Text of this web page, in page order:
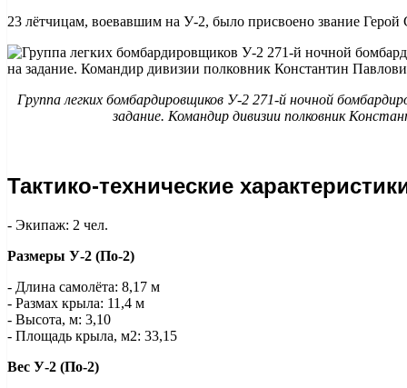
23 лётчицам, воевавшим на У-2, было присвоено звание Герой
Группа легких бомбардировщиков У-2 271-й ночной
задание. Командир дивизии полковник
Тактико-технические
- Экипаж: 2 чел.
Размеры У-2 (По-2)
- Длина самолёта: 8,17 м
- Размах крыла: 11,4 м
- Высота, м: 3,10
- Площадь крыла, м2: 33,15
Вес У-2 (По-2)